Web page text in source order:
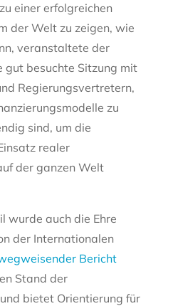
einer erfolgreichen
der Welt zu zeigen, wie
veranstaltete der
gut besuchte Sitzung mit
Regierungsvertretern,
zu
sind, um die
realer
der ganzen Welt
wurde auch die Ehre
der Internationalen
Bericht
Stand der
bietet Orientierung für